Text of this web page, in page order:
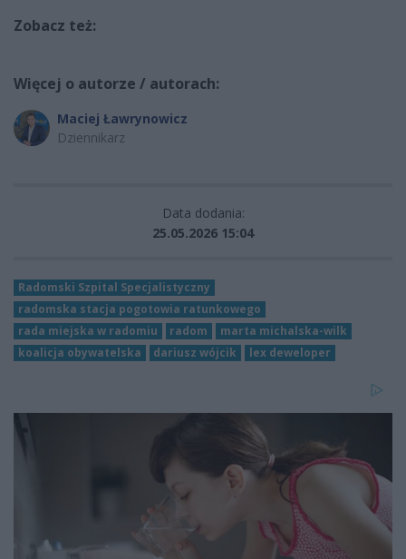
Zobacz też:
Więcej o autorze / autorach:
Maciej Ławrynowicz
Dziennikarz
Data dodania:
25.05.2026 15:04
Radomski Szpital Specjalistyczny
radomska stacja pogotowia ratunkowego
rada miejska w radomiu
radom
marta michalska-wilk
koalicja obywatelska
dariusz wójcik lex deweloper